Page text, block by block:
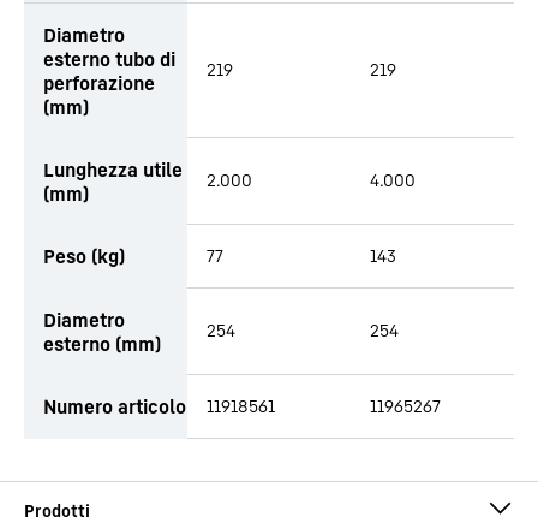
Diametro
esterno tubo di
perforazione
(mm)
219 219
Lunghezza utile
(mm)
2.000 4.000
Peso (kg) 77 143
Diametro
esterno (mm)
254 254
Numero articolo 11918561 11965267